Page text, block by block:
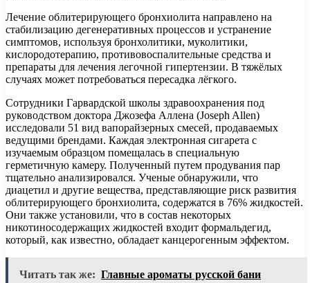
Лечение облитерирующего бронхиолита направлено на
стабилизацию дегенеративных процессов и устранение
симптомов, используя бронхолитики, муколитики,
кислородотерапию, противовоспалительные средства и
препараты для лечения легочной гипертензии. В тяжёлых
случаях может потребоваться пересадка лёгкого.
Сотрудники Гарвардской школы здравоохранения под
руководством доктора Джозефа Аллена (Joseph Allen)
исследовали 51 вид вапорайзерных смесей, продаваемых
ведущими брендами. Каждая электронная сигарета с
изучаемым образцом помещалась в специальную
герметичную камеру. Полученный путем продувания пар
тщательно анализировался. Ученые обнаружили, что
диацетил и другие вещества, представляющие риск развития
облитерирующего бронхиолита, содержатся в 76% жидкостей.
Они также установили, что в состав некоторых
никотиносодержащих жидкостей входит формальдегид,
который, как известно, обладает канцерогенным эффектом.
Читать так же: Главные ароматы русской бани